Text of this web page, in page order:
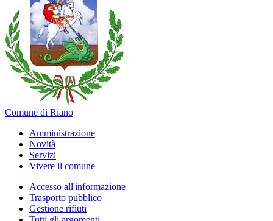
Comune di Riano
Amministrazione
Novità
Servizi
Vivere il comune
Accesso all'informazione
Trasporto pubblico
Gestione rifiuti